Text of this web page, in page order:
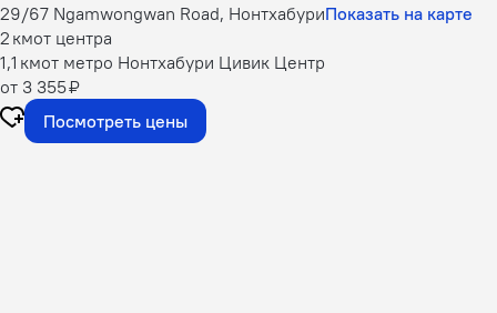
29/67 Ngamwongwan Road, НонтхабуриПоказать на карте
2 кмот центра
1,1 кмот метро Нонтхабури Цивик Центр
от 3 355 ₽
Посмотреть цены